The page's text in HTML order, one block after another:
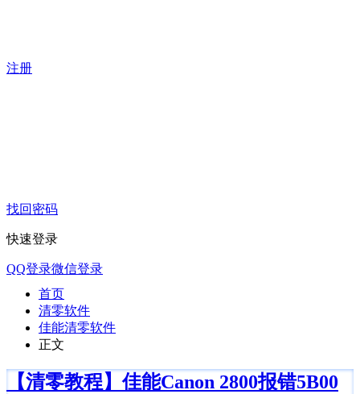
注册
找回密码
快速登录
QQ登录微信登录
首页
清零软件
佳能清零软件
正文
【清零教程】佳能Canon 2800报错5B00